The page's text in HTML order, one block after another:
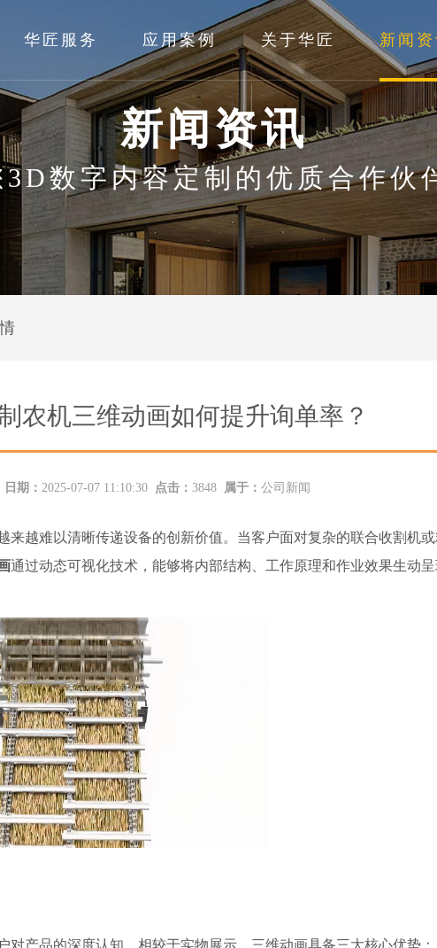
华匠服务 应用案例 关于华匠 新闻资
新闻资讯
3D数字内容定制的优质合作伙
农机三维动画如何提升询单率？
日期： 2025-07-07 11:10:30 点击： 3848 属于： 公司新闻
越难以清晰传递设备的创新价值。当客户面对复杂的联合收割机
通过动态可视化技术，能够将内部结构、工作原理和作业效果生动